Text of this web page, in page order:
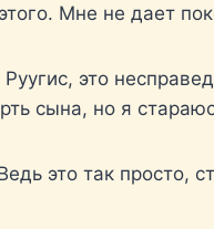
Мне не дает
это
сына, но я
это так просто,